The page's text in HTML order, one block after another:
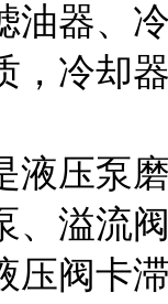
油器、
，冷却
液压泵
、溢流
压阀卡